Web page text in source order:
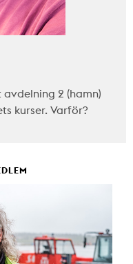
2 (hamn)
kurser. Varför?